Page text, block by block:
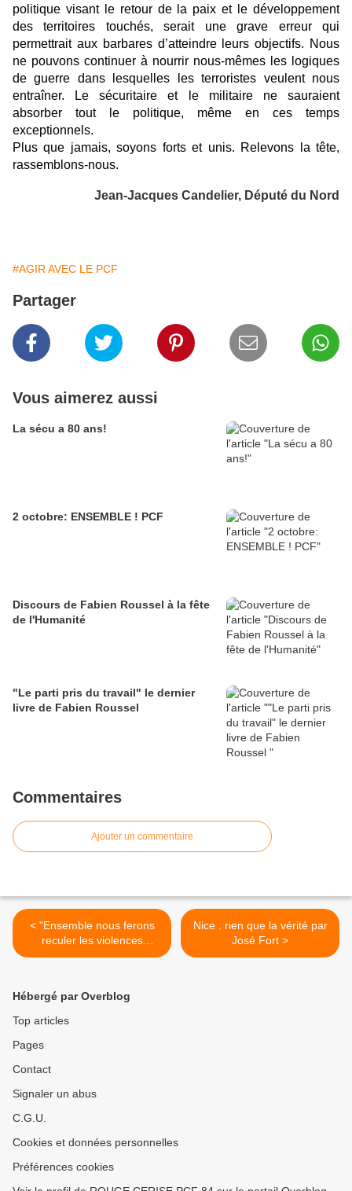
politique visant le retour de la paix et le développement
des territoires touchés, serait une grave erreur qui
permettrait aux barbares d’atteindre leurs objectifs. Nous
ne pouvons continuer à nourrir nous-mêmes les logiques
de guerre dans lesquelles les terroristes veulent nous
entraîner. Le sécuritaire et le militaire ne sauraient
absorber tout le politique, même en ces temps
exceptionnels.
Plus que jamais, soyons forts et unis. Relevons la tête,
rassemblons-nous.
Jean-Jacques Candelier, Député du Nord
#AGIR AVEC LE PCF
Partager
Vous aimerez aussi
La sécu a 80 ans!
2 octobre: ENSEMBLE ! PCF
Discours de Fabien Roussel à la fête
de l'Humanité
"Le parti pris du travail" le dernier
livre de Fabien Roussel
Commentaires
Ajouter un commentaire
< "Ensemble nous ferons
reculer les violences
aveugles, les haines, la
Nice : rien que la vérité par
José Fort >
Hébergé par Overblog
Top articles
Pages
Contact
Signaler un abus
C.G.U.
Cookies et données personnelles
Préférences cookies